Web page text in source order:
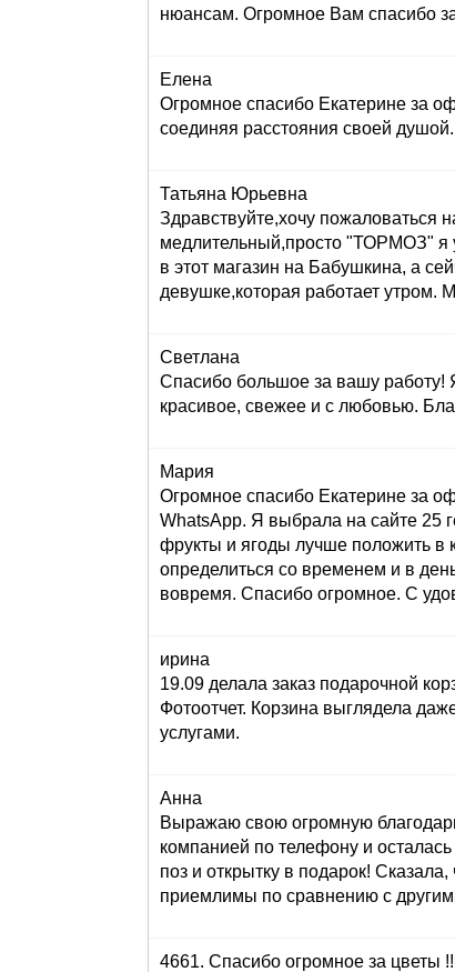
нюансам. Огромное Вам спасибо
Елена
Огромное спасибо Екатерине за
соединяя расстояния своей
Татьяна Юрьевна
Здравствуйте,хочу пожаловаться
медлительный,просто "ТОРМОЗ"
в этот магазин на Бабушкина, а
девушке,которая работает утром.
Светлана
Спасибо большое за вашу работу!
красивое, свежее и с любовью.
Мария
Огромное спасибо Екатерине за
WhatsApp. Я выбрала на сайте 25
фрукты и ягоды лучше положить в
определиться со временем и в
вовремя. Спасибо огромное. С
ирина
19.09 делала заказ подарочной
Фотоотчет. Корзина выглядела
услугами.
Анна
Выражаю свою огромную
компанией по телефону и
поз и открытку в подарок!
приемлимы по сравнению с
4661. Спасибо огромное за цветы